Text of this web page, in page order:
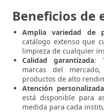
Beneficios de
Amplia variedad de
catálogo extenso que
limpieza de cualquier
Calidad garantizada:
marcas del
productos de alto
Atención personalizada
está disponible para
medida para cada